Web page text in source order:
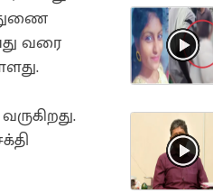
துணை
வரை